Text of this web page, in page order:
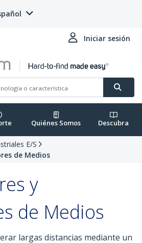
Iniciar sesión
Quiénes Somos Descubra
E/S
de Medios
y
de Medios
largas distancias mediante un